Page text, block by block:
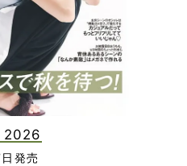
2026
発売